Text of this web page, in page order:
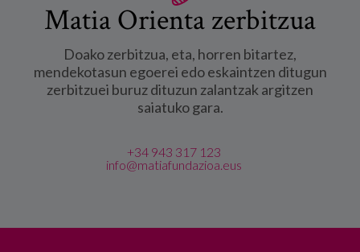
Matia Orienta zerbitzua
Doako zerbitzua, eta, horren bitartez,
mendekotasun egoerei edo eskaintzen ditugun
zerbitzuei buruz dituzun zalantzak argitzen
saiatuko gara.
+34 943 317 123
info@matiafundazioa.eus